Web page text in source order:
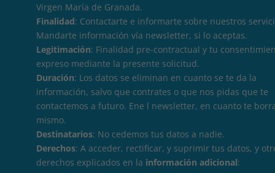
Virgen María de Granada.
Finalidad: Contactarte e informarte sobre nuestros
Mandarte información vía newsletter, si lo aceptas.
Legitimación: Finalidad pre-contractual y tu
expreso mediante la presente solicitud.
Duración: Los datos se eliminan en cuanto se te da la
información, salvo que contrates o que nos pidas que te
contactemos a futuro. Ene l newsletter, en cuanto te
mismo.
Destinatarios: No cedemos tus datos a nadie.
Derechos: A acceder, rectificar, y suprimir tus datos, y
derechos explicados en la información adicional: